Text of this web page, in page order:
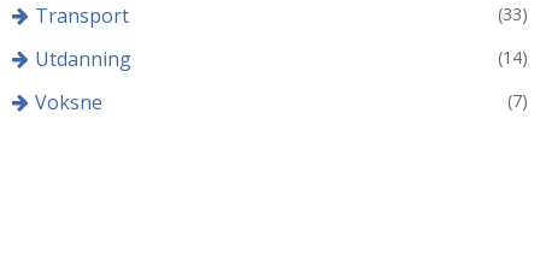
Transport (33)
Utdanning (14)
Voksne (7)